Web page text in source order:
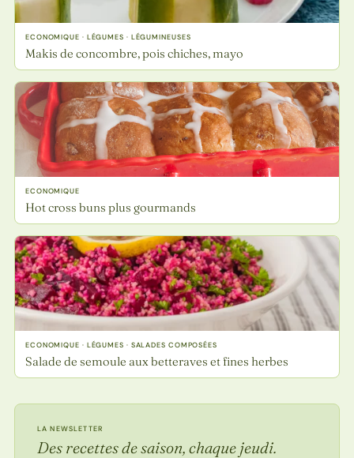
ECONOMIQUE · LÉGUMES · LÉGUMINEUSES
Makis de concombre, pois chiches, mayo
ECONOMIQUE
Hot cross buns plus gourmands
ECONOMIQUE · LÉGUMES · SALADES COMPOSÉES
Salade de semoule aux betteraves et fines herbes
LA NEWSLETTER
Des recettes de saison, chaque jeudi.